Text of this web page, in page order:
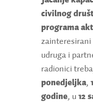
civilnog
programa
udruga i
radionici
ponedjeljka,
godine, u 12